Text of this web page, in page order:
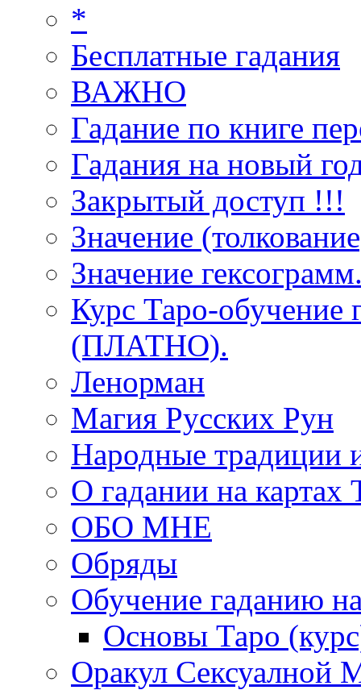
*
Бесплатные гадания
ВАЖНО
Гадание по книге
Гадания на новый
Закрытый доступ !!!
Значение
Значение
Курс Таро-обучение
(ПЛАТНО).
Ленорман
Магия Русских Рун
Народные традиции
О гадании на картах
ОБО МНЕ
Обряды
Обучение гаданию
Основы Таро
Оракул Сексуалной